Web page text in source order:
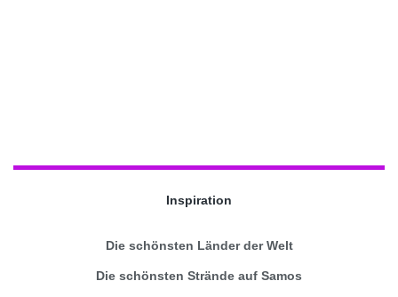
Inspiration
Die schönsten Länder der Welt
Die schönsten Strände auf Samos